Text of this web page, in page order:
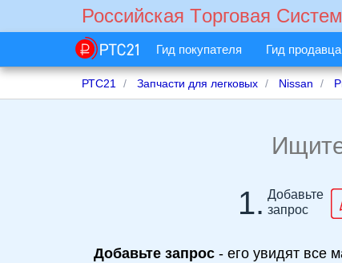
Российская Tорговая
Гид покупателя Гид продавца
РТС21 Запчасти для легковых Nissan
1. Добавьте
запрос
Добавьте запрос - его увидят все